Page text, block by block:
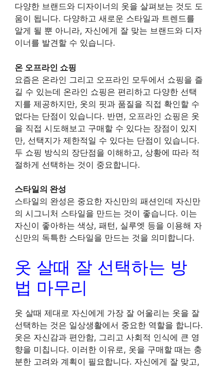
다양한 브랜드와 디자이너의 옷을 살펴보는 것도 도
움이 됩니다. 다양하고 새로운 스타일과 트렌드를
알게 될 뿐 아니라, 자신에게 잘 맞는 브랜드와 디자
이너를 발견할 수 있습니다.
온 오프라인 쇼핑
요즘은 온라인 그리고 오프라인 모두에서 쇼핑을 즐
길 수 있는데 온라인 쇼핑은 편리하고 다양한 선택
지를 제공하지만, 옷의 핏과 품질을 직접 확인할 수
없다는 단점이 있습니다. 반면, 오프라인 쇼핑은 옷
을 직접 시도해보고 구매할 수 있다는 장점이 있지
만, 선택지가 제한적일 수 있다는 단점이 있습니다.
두 쇼핑 방식의 장단점을 이해하고, 상황에 따라 적
절하게 선택하는 것이 중요합니다.
스타일의 완성
스타일의 완성은 중요한 자신만의 패션인데 자신만
의 시그니처 스타일을 만드는 것이 좋습니다. 이는
자신이 좋아하는 색상, 패턴, 실루엣 등을 이용해 자
신만의 독특한 스타일을 만드는 것을 의미합니다.
옷 살때 잘 선택하는 방
법 마무리
옷 살때 제대로 자신에게 가장 잘 어울리는 옷을 잘
선택하는 것은 일상생활에서 중요한 역할을 합니다.
옷은 자신감과 편안함, 그리고 사회적 인식에 큰 영
향을 미칩니다. 이러한 이유로, 옷을 구매할 때는 충
분한 고려와 계획이 필요합니다. 자신에게 잘 맞고,